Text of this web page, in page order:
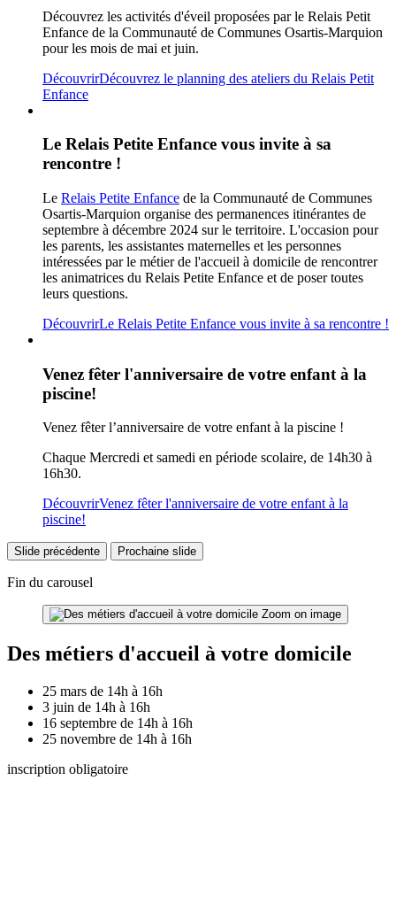
Découvrez les activités d'éveil proposées par le Relais Petit
Enfance de la Communauté de Communes Osartis-Marquion
pour les mois de mai et juin.
DécouvrirDécouvrez le planning des ateliers du Relais Petit
Enfance
Le Relais Petite Enfance vous invite à sa
rencontre !
Le Relais Petite Enfance de la Communauté de Communes
Osartis-Marquion organise des permanences itinérantes de
septembre à décembre 2024 sur le territoire. L'occasion pour
les parents, les assistantes maternelles et les personnes
intéressées par le métier de l'accueil à domicile de rencontrer
les animatrices du Relais Petite Enfance et de poser toutes
leurs questions.
DécouvrirLe Relais Petite Enfance vous invite à sa rencontre !
Venez fêter l'anniversaire de votre enfant à la
piscine!
Venez fêter l’anniversaire de votre enfant à la piscine !
Chaque Mercredi et samedi en période scolaire, de 14h30 à
16h30.
DécouvrirVenez fêter l'anniversaire de votre enfant à la
piscine!
Slide précédente Prochaine slide
Fin du carousel
Zoom on image
Des métiers d'accueil à votre domicile
25 mars de 14h à 16h
3 juin de 14h à 16h
16 septembre de 14h à 16h
25 novembre de 14h à 16h
inscription obligatoire